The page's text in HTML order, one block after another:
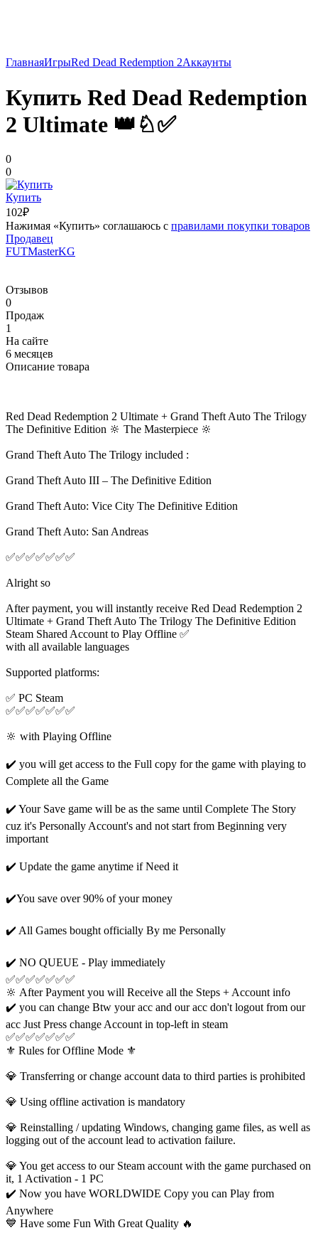
ГлавнаяИгрыRed Dead Redemption 2Аккаунты
Купить Red Dead Redemption
2 Ultimate 👑♘✅
0
0
Купить
102₽
Нажимая «Купить» соглашаюсь с правилами покупки товаров
Продавец
FUTMasterKG
Отзывов
0
Продаж
1
На сайте
6 месяцев
Описание товара
Red Dead Redemption 2 Ultimate + Grand Theft Auto The Trilogy
The Definitive Edition 🔆 The Masterpiece 🔆
Grand Theft Auto The Trilogy included :
Grand Theft Auto III – The Definitive Edition
Grand Theft Auto: Vice City The Definitive Edition
Grand Theft Auto: San Andreas
✅✅✅✅✅✅✅
Alright so
After payment, you will instantly receive Red Dead Redemption 2
Ultimate + Grand Theft Auto The Trilogy The Definitive Edition
Steam Shared Account to Play Offline ✅
with all available languages
Supported platforms:
✅ PC Steam
✅✅✅✅✅✅✅
🔆 with Playing Offline
✔️ you will get access to the Full copy for the game with playing to
Complete all the Game
✔️ Your Save game will be as the same until Complete The Story
cuz it's Personally Account's and not start from Beginning very
important
✔️ Update the game anytime if Need it
✔️You save over 90% of your money
✔️ All Games bought officially By me Personally
✔️ NO QUEUE - Play immediately
✅✅✅✅✅✅✅
🔆 After Payment you will Receive all the Steps + Account info
✔️ you can change Btw your acc and our acc don't logout from our
acc Just Press change Account in top-left in steam
✅✅✅✅✅✅✅
⚜️ Rules for Offline Mode ⚜️
💎 Transferring or change account data to third parties is prohibited
💎 Using offline activation is mandatory
💎 Reinstalling / updating Windows, changing game files, as well as
logging out of the account lead to activation failure.
💎 You get access to our Steam account with the game purchased on
it, 1 Activation - 1 PC
✔️ Now you have WORLDWIDE Copy you can Play from
Anywhere
💙 Have some Fun With Great Quality 🔥